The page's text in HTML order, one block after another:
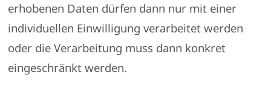
erhobenen Daten dürfen dann nur mit einer
individuellen Einwilligung verarbeitet werden
oder die Verarbeitung muss dann konkret
eingeschränkt werden.